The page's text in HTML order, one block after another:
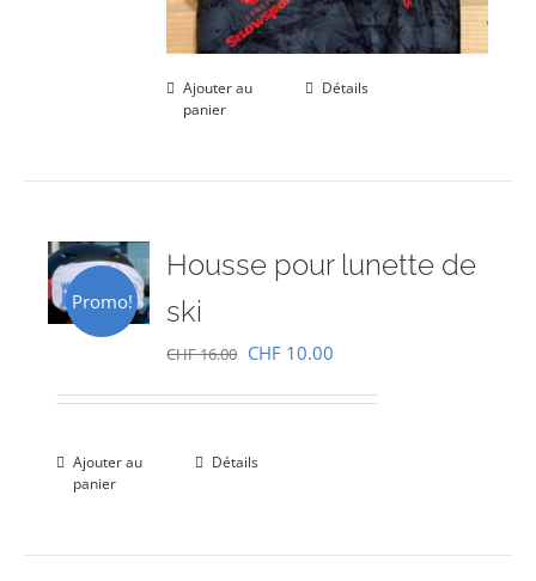
Ajouter au
panier
Détails
Promo!
Housse pour lunette de
ski
CHF16.00 Le
était :
CHF 10.00
Ajouter au
panier
Détails